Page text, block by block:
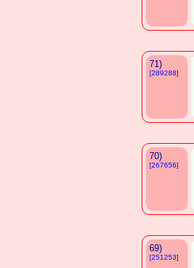
71)
[289288]
70)
[267656]
69)
[251253]